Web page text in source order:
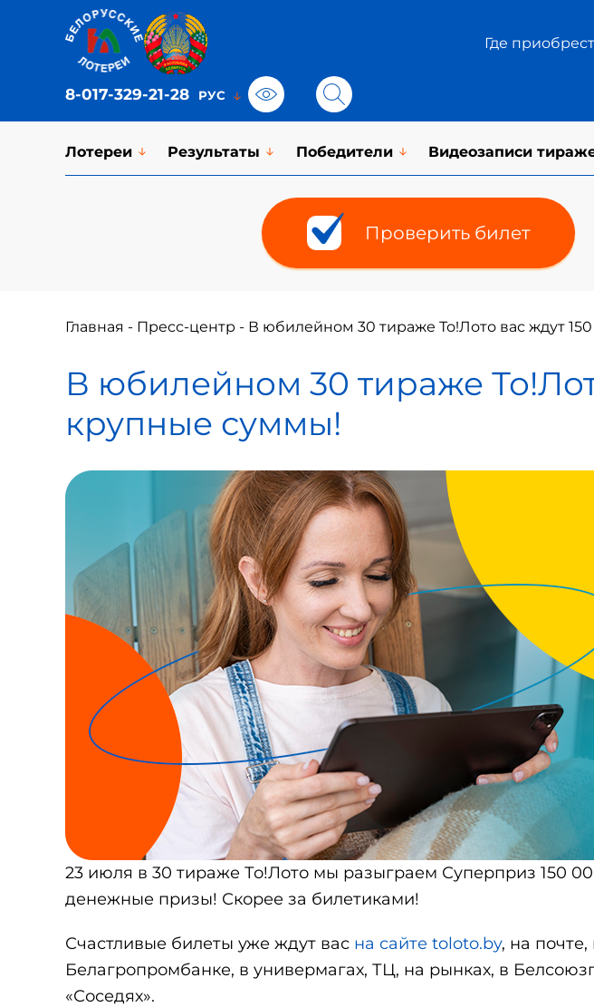
Где
8-017-329-21-28
Лотереи Результаты Победители Видеозаписи
Проверить билет
Главная - Пресс-центр - В юбилейном 30 тираже То!Лото вас ждут
В юбилейном 30 тираже
крупные суммы!
23 июля в 30 тираже То!Лото мы разыграем Суперприз 150
денежные призы! Скорее за билетиками!
Счастливые билеты уже ждут вас на сайте toloto.by, на
Белагропромбанке, в универмагах, ТЦ, на рынках, в
«Соседях».